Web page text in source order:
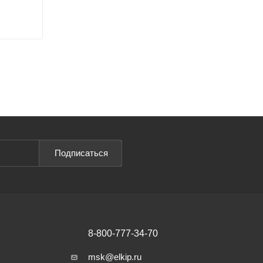
Подписаться
8-800-777-34-70
msk@elkip.ru